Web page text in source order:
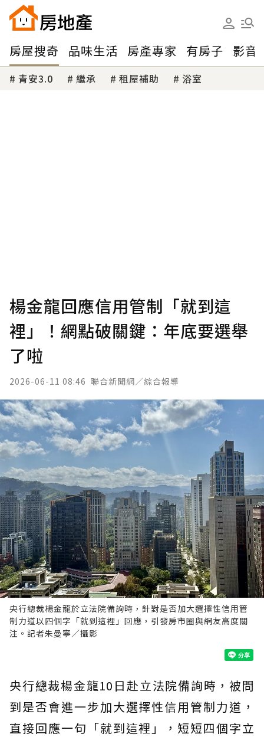
房屋搜奇 品味生活 房產專家 有房子 影音
青安3.0 繼承 租屋補助 浴室
楊金龍回應信用管制「就到這
裡」！網點破關鍵：年底要選舉
了啦
2026-06-11 08:46 聯合新聞網／綜合報導
央行總裁楊金龍於立法院備詢時，針對是否加大選擇性信用管
制力道以四個字「就到這裡」回應，引發房市圈與網友高度關
注。記者朱曼寧／攝影
央行總裁楊金龍10日赴立法院備詢時，被問
到是否會進一步加大選擇性信用管制力道，
直接回應一句「就到這裡」，短短四個字立